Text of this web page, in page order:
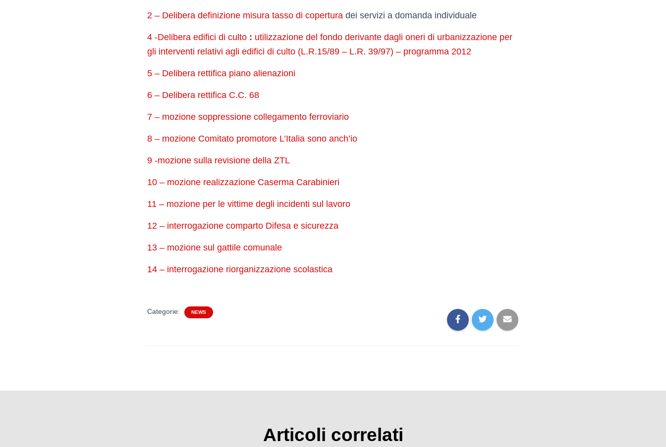
2 – Delibera definizione misura tasso di copertura dei servizi a domanda individuale
4 -Delibera edifici di culto : utilizzazione del fondo derivante dagli oneri di urbanizzazione per
gli interventi relativi agli edifici di culto (L.R.15/89 – L.R. 39/97) – programma 2012
5 – Delibera rettifica piano alienazioni
6 – Delibera rettifica C.C. 68
7 – mozione soppressione collegamento ferroviario
8 – mozione Comitato promotore L’Italia sono anch’io
9 -mozione sulla revisione della ZTL
10 – mozione realizzazione Caserma Carabinieri
11 – mozione per le vittime degli incidenti sul lavoro
12 – interrogazione comparto Difesa e sicurezza
13 – mozione sul gattile comunale
14 – interrogazione riorganizzazione scolastica
Categorie: NEWS
Articoli correlati